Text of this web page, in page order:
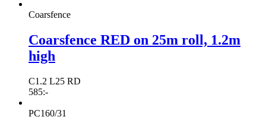
Coarsfence
Coarsfence RED on 25m roll, 1.2m
high
C1.2 L25 RD
585:-
PC160/31